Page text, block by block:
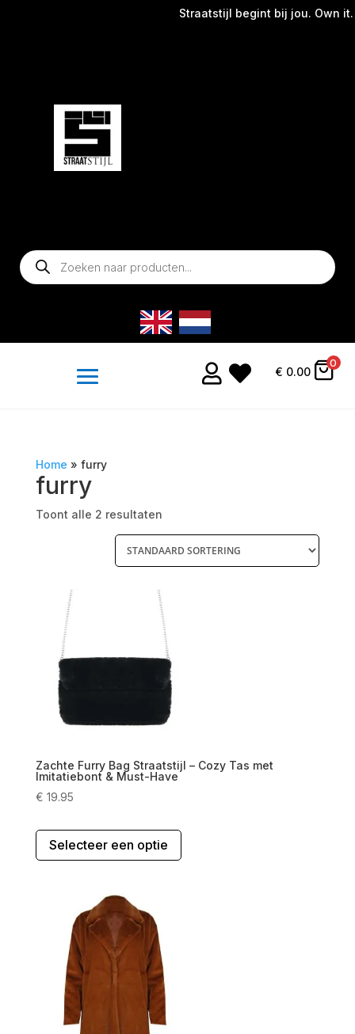
Straatstijl begint bij jou. Own it.
Producten
zoeken
  € 0.00
0
Home » furry
furry
Toont alle 2 resultaten
Zachte Furry Bag Straatstijl – Cozy Tas met
Imitatiebont & Must-Have
€ 19.95
Selecteer een optie
heeft